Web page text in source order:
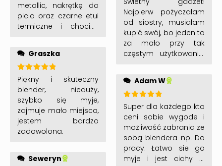
metallic, nakrętkę do
picia oraz czarne etui
termiczne i chociaż
dni to jestem z niego
bardzo zadowolona.
Graszka
Oceniono
5 na 5
Piękny i skuteczny
blender, nieduży,
szybko się myje,
zajmuje mało miejsca,
jestem bardzo
zadowolona.
Seweryn
5 na 5
Świetny gadżet!
Najpierw pożyczałam
od siostry, musiałam
kupić swój, bo jeden to
za mało przy tak
częstym użytkowaniu.
koniecznie przeczytać
instrukcje przed
użytkowaniem, gdzieś
czytałam ze blender
się zacina, w instrukcji
wszystko jest fajnie
opisane 🙂 i się nie
zacina 😀
Adam W
Oceniono
5 na 5
Super dla każdego kto
ceni sobie wygode i
możliwość zabrania ze
sobą blendera np. Do
pracy. Łatwo sie go
myje i jest cichy w